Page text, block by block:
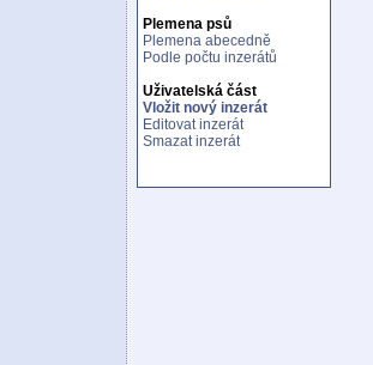
Plemena psů
Plemena abecedně
Podle počtu inzerátů
Uživatelská část
Vložit nový inzerát
Editovat inzerát
Smazat inzerát